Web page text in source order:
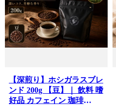
【深煎り】ホシガラスブレ
ンド 200g 【豆】｜ 飲料 嗜
好品 カフェイン 珈琲